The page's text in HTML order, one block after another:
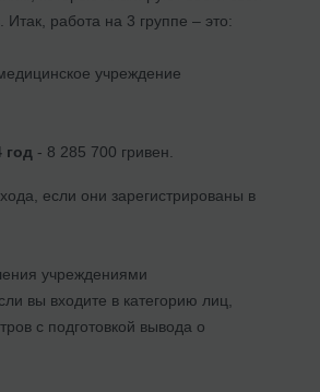
работа на 3 группе – это:
учреждение
год - 8 285 700 гривен.
если они зарегистрированы в
учреждениями
вы входите в категорию лиц,
с подготовкой вывода о